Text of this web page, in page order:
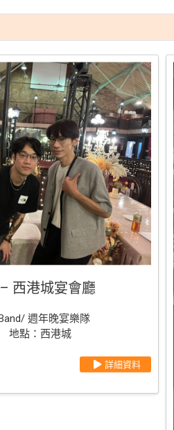
西港城宴會廳
週年晚宴樂隊
地點：西港城
詳細資料